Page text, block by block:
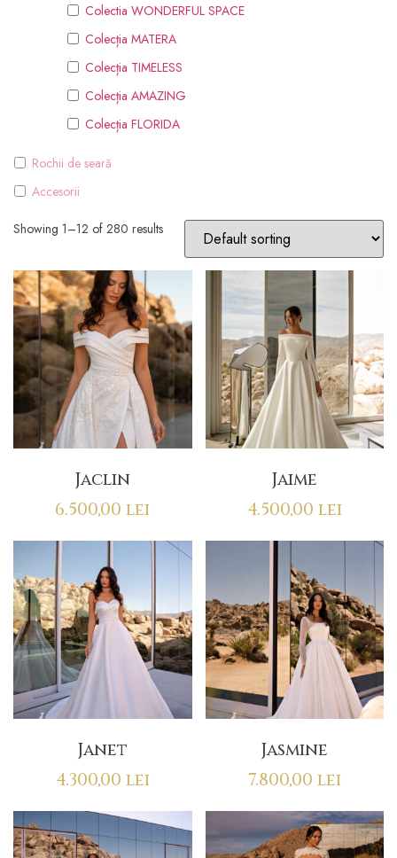
Colectia WONDERFUL SPACE
Colecția MATERA
Colecția TIMELESS
Colecția AMAZING
Colecția FLORIDA
Rochii de seară
Accesorii
Showing 1–12 of 280 results
Jaclin
6.500,00lei
Jaime
4.500,00 lei
Janet
4.300,00 lei
Jasmine
7.800,00 lei